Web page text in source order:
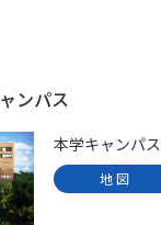
ンパス
本学キャンパス
地 図